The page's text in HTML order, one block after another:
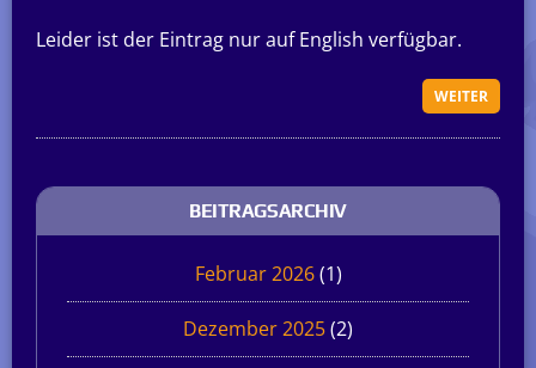
Leider ist der Eintrag nur auf English verfügbar.
WEITER
BEITRAGSARCHIV
Februar 2026(1)
Dezember 2025(2)